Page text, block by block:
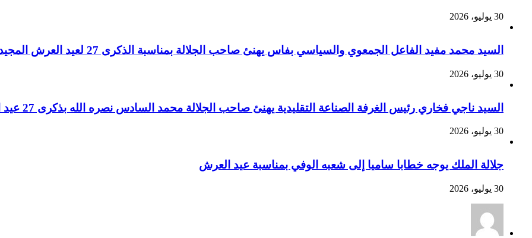
30 يوليو، 2026
السيد محمد مفيد الفاعل الجمعوي والسياسي بفاس يهنئ صاحب الجلالة بمناسبة الذكرى 27 لعيد العرش المجيد
30 يوليو، 2026
السيد ناجي فخاري رئيس الغرفة الصناعة التقليدية يهنئ صاحب الجلالة محمد السادس نصره الله بذكرى 27 عيد العرش المجيد
30 يوليو، 2026
جلالة الملك يوجه خطابا ساميا إلى شعبه الوفي بمناسبة عيد العرش
30 يوليو، 2026